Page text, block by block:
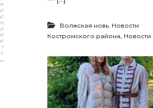
Волжская новь. Новости
Костромского района, Новости